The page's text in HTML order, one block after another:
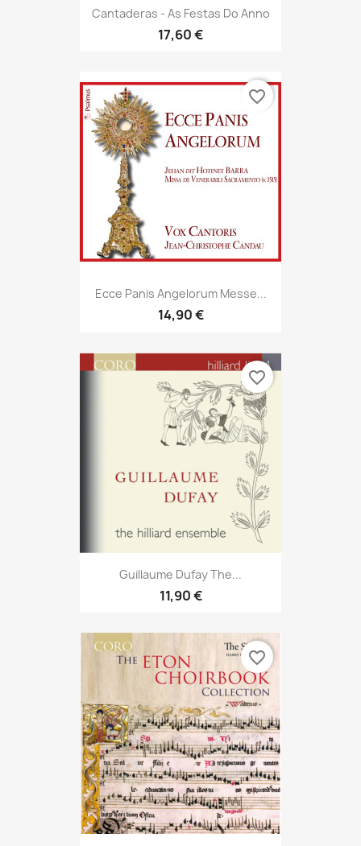
Cantaderas - As Festas Do Anno
17,60 €
Ecce Panis Angelorum Messe...
14,90 €
favorite_border
Guillaume Dufay The...
11,90 €
favorite_border
favorite_border